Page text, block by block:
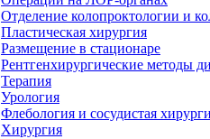
Отделение колопроктологии и
Пластическая хирургия
Размещение в стационаре
Рентгенхирургические методы
Терапия
Урология
Флебология и сосудистая
Хирургия